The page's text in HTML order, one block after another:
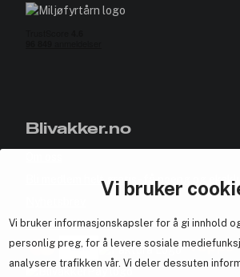
Vi bruker
Vi bruker informasjonskapsler for å gi innhold
personlig preg, for å levere sosiale
analysere trafikken vår. Vi deler dessuten
Blivakker.no
Bli medlem helt gratis - få poeng og
Samarbeid med oss